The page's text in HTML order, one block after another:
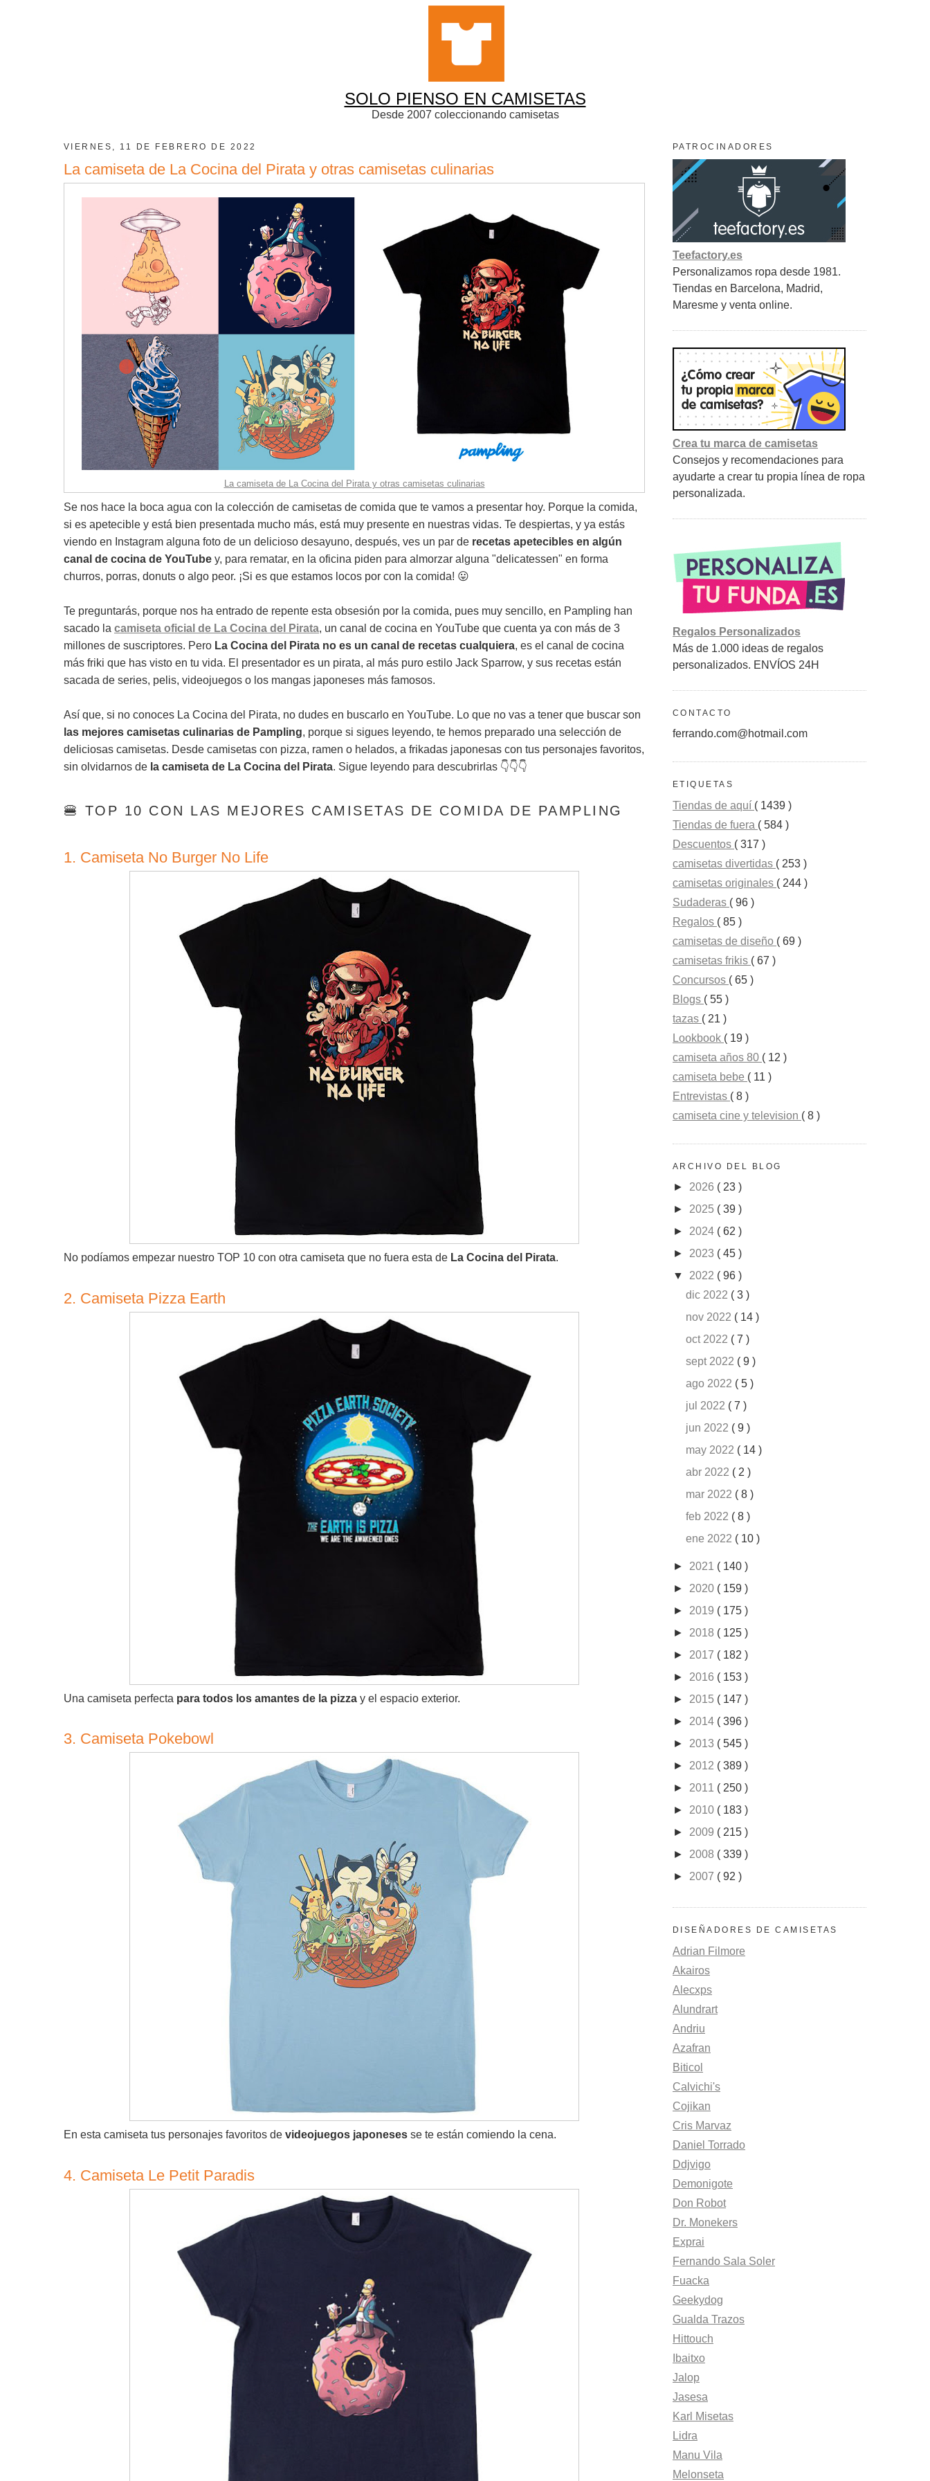
SOLO PIENSO EN CAMISETAS
Desde 2007 coleccionando camisetas
VIERNES, 11 DE FEBRERO DE 2022
La camiseta de La Cocina del Pirata y otras camisetas culinarias
La camiseta de La Cocina del Pirata y otras camisetas culinarias
Se nos hace la boca agua con la colección de camisetas de comida que te vamos a presentar hoy. Porque la comida,
si es apetecible y está bien presentada mucho más, está muy presente en nuestras vidas. Te despiertas, y ya estás
viendo en Instagram alguna foto de un delicioso desayuno, después, ves un par de recetas apetecibles en algún
canal de cocina de YouTube y, para rematar, en la oficina piden para almorzar alguna "delicatessen" en forma
churros, porras, donuts o algo peor. ¡Si es que estamos locos por con la comida! 😛
Te preguntarás, porque nos ha entrado de repente esta obsesión por la comida, pues muy sencillo, en Pampling han
sacado la camiseta oficial de La Cocina del Pirata, un canal de cocina en YouTube que cuenta ya con más de 3
millones de suscriptores. Pero La Cocina del Pirata no es un canal de recetas cualquiera, es el canal de cocina
más friki que has visto en tu vida. El presentador es un pirata, al más puro estilo Jack Sparrow, y sus recetas están
sacada de series, pelis, videojuegos o los mangas japoneses más famosos.
Así que, si no conoces La Cocina del Pirata, no dudes en buscarlo en YouTube. Lo que no vas a tener que buscar son
las mejores camisetas culinarias de Pampling, porque si sigues leyendo, te hemos preparado una selección de
deliciosas camisetas. Desde camisetas con pizza, ramen o helados, a frikadas japonesas con tus personajes favoritos,
sin olvidarnos de la camiseta de La Cocina del Pirata. Sigue leyendo para descubrirlas 👇👇👇
🍔 TOP 10 CON LAS MEJORES CAMISETAS DE COMIDA DE PAMPLING
1. Camiseta No Burger No Life
No podíamos empezar nuestro TOP 10 con otra camiseta que no fuera esta de La Cocina del Pirata.
2. Camiseta Pizza Earth
Una camiseta perfecta para todos los amantes de la pizza y el espacio exterior.
3. Camiseta Pokebowl
En esta camiseta tus personajes favoritos de videojuegos japoneses se te están comiendo la cena.
4. Camiseta Le Petit Paradis
PATROCINADORES
Teefactory.es
Personalizamos ropa desde 1981.
Tiendas en Barcelona, Madrid,
Maresme y venta online.
Crea tu marca de camisetas
Consejos y recomendaciones para
ayudarte a crear tu propia línea de ropa
personalizada.
Regalos Personalizados
Más de 1.000 ideas de regalos
personalizados. ENVÍOS 24H
CONTACTO
ferrando.com@hotmail.com
ETIQUETAS
Tiendas de aquí ( 1439 )
Tiendas de fuera ( 584 )
Descuentos ( 317 )
camisetas divertidas ( 253 )
camisetas originales ( 244 )
Sudaderas ( 96 )
Regalos ( 85 )
camisetas de diseño ( 69 )
camisetas frikis ( 67 )
Concursos ( 65 )
Blogs ( 55 )
tazas ( 21 )
Lookbook ( 19 )
camiseta años 80 ( 12 )
camiseta bebe ( 11 )
Entrevistas ( 8 )
camiseta cine y television ( 8 )
ARCHIVO DEL BLOG
► 2026 ( 23 )
► 2025 ( 39 )
► 2024 ( 62 )
► 2023 ( 45 )
▼ 2022 ( 96 )
dic 2022 ( 3 )
nov 2022 ( 14 )
oct 2022 ( 7 )
sept 2022 ( 9 )
ago 2022 ( 5 )
jul 2022 ( 7 )
jun 2022 ( 9 )
may 2022 ( 14 )
abr 2022 ( 2 )
mar 2022 ( 8 )
feb 2022 ( 8 )
ene 2022 ( 10 )
► 2021 ( 140 )
► 2020 ( 159 )
► 2019 ( 175 )
► 2018 ( 125 )
► 2017 ( 182 )
► 2016 ( 153 )
► 2015 ( 147 )
► 2014 ( 396 )
► 2013 ( 545 )
► 2012 ( 389 )
► 2011 ( 250 )
► 2010 ( 183 )
► 2009 ( 215 )
► 2008 ( 339 )
► 2007 ( 92 )
DISEÑADORES DE CAMISETAS
Adrian Filmore
Akairos
Alecxps
Alundrart
Andriu
Azafran
Biticol
Calvichi's
Cojikan
Cris Marvaz
Daniel Torrado
Ddjvigo
Demonigote
Don Robot
Dr. Monekers
Exprai
Fernando Sala Soler
Fuacka
Geekydog
Gualda Trazos
Hittouch
Ibaitxo
Jalop
Jasesa
Karl Misetas
Lidra
Manu Vila
Melonseta